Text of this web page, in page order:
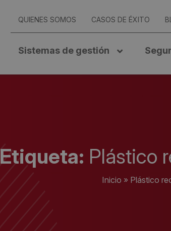
QUIENES SOMOS CASOS DE ÉXITO
Sistemas de gestión
Etiqueta: Plástico
Inicio » Plástico